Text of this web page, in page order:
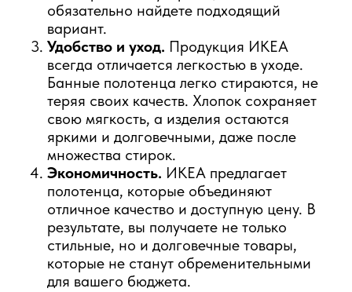
обязательно найдете подходящий
вариант.
Удобство и уход. Продукция ИКЕА
всегда отличается легкостью в уходе.
Банные полотенца легко стираются, не
теряя своих качеств. Хлопок сохраняет
свою мягкость, а изделия остаются
яркими и долговечными, даже после
множества стирок.
Экономичность. ИКЕА предлагает
полотенца, которые объединяют
отличное качество и доступную цену. В
результате, вы получаете не только
стильные, но и долговечные товары,
которые не станут обременительными
для вашего бюджета.